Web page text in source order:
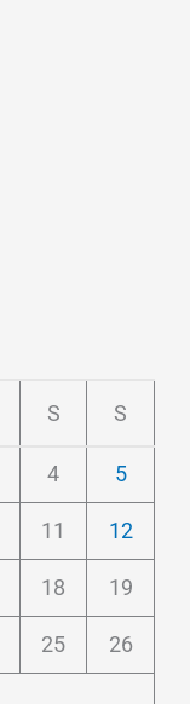
S S
4 5
11 12
18 19
25 26